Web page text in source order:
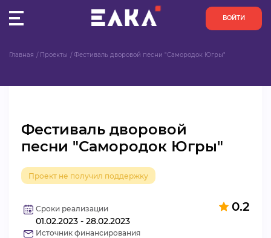
ВОЙТИ
ОРГАНИЗАЦИИ
АНАЛИТИКА
Главная Проекты Фестиваль дворовой песни "Самородок Югры"
Фестиваль дворовой
песни "Самородок Югры"
Проект не получил поддержку
0.2
Сроки реализации
01.02.2023 - 28.02.2023
Источник финансирования